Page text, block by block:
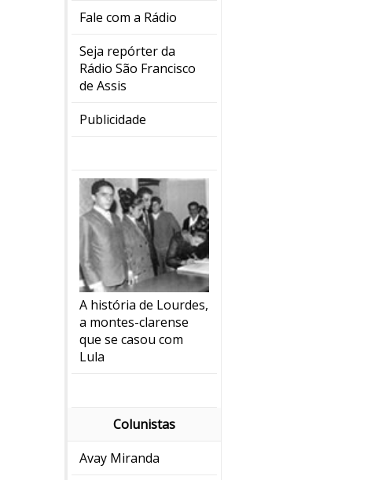
Fale com a Rádio
Seja repórter da
Rádio São Francisco
de Assis
Publicidade
A história de Lourdes,
a montes-clarense
que se casou com
Lula
Colunistas
Avay Miranda